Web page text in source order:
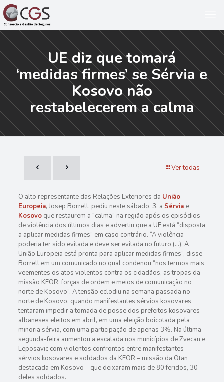
UE diz que tomará
‘medidas firmes’ se Sérvia e
Kosovo não
restabelecerem a calma
Ver todas
O alto representante das Relações Exteriores da União
Europeia, Josep Borrell, pediu neste sábado, 3, a Sérvia e
Kosovoque restaurem a “calma” na região após os episódios
de violência dos últimos dias e advertiu que a UE está “disposta
a aplicar medidas firmes” em caso contrário. “A violência
poderia ter sido evitada e deve ser evitada no futuro (…). A
União Europeia está pronta para aplicar medidas firmes”, disse
Borrell em um comunicado no qual condenou “nos termos mais
veementes os atos violentos contra os cidadãos, as tropas da
missão KFOR, forças de ordem e meios de comunicação no
norte de Kosovo”. A tensão eclodiu na semana passada no
norte de Kosovo, quando manifestantes sérvios kosovares
tentaram impedir a tomada de posse dos prefeitos kosovares
albaneses eleitos em abril, em uma eleição boicotada pela
minoria sérvia, com uma participação de apenas 3%. Na última
segunda-feira aumentou a escalada nos municípios de Zvecan e
Leposavic com violentos confrontos entre manifestantes
sérvios kosovares e soldados da KFOR – missão da Otan
destacada em Kosovo – que deixaram mais de 80 feridos, 30
deles soldados.